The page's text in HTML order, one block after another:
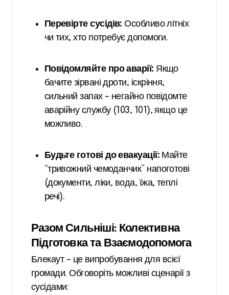
Перевірте сусідів: Особливо літніх
чи тих, хто потребує допомоги.
Повідомляйте про аварії: Якщо
бачите зірвані дроти, іскріння,
сильний запах – негайно повідомте
аварійну службу (103, 101), якщо це
можливо.
Будьте готові до евакуації: Майте
“тривожний чемоданчик” напоготові
(документи, ліки, вода, їжа, теплі
речі).
Разом Сильніші: Колективна
Підготовка та Взаємодопомога
Блекаут – це випробування для всієї
громади. Обговоріть можливі сценарії з
сусідами: